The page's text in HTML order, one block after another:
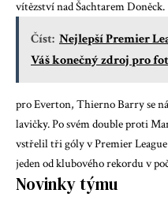
vítězství nad Šachtarem Doněck.
Číst: Nejlepší Premier
Váš konečný zdroj pro
pro Everton, Thierno Barryse
lavičky. Po svém double proti
vstřelil tři góly v Premier
jeden od klubového rekordu v
Novinky týmu